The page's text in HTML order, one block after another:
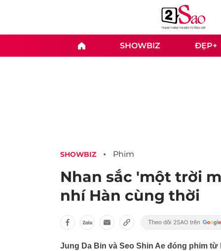
SHOWBIZ ĐẸP+
SHOWBIZ Phim
Nhan sắc 'một trời
nhí Hàn cùng thời
Jung Da Bin và Seo Shin Ae đóng phim